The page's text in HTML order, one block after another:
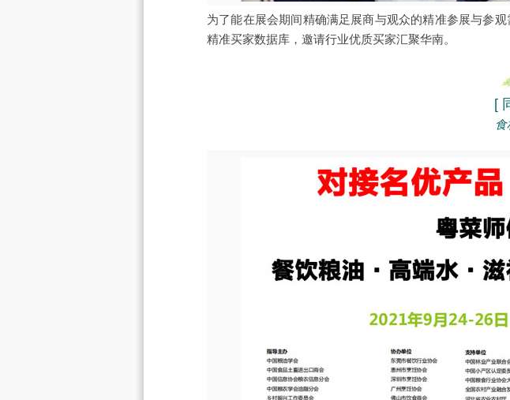
为了能在展会期间精确满足展商与观众的精准参展与参
精准买家数据库，邀请行业优质买家汇聚华南。
[